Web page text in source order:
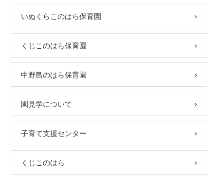
いぬくらこのはら保育園
くじこのはら保育園
中野島のはら保育園
園見学について
子育て支援センター
くじこのはら